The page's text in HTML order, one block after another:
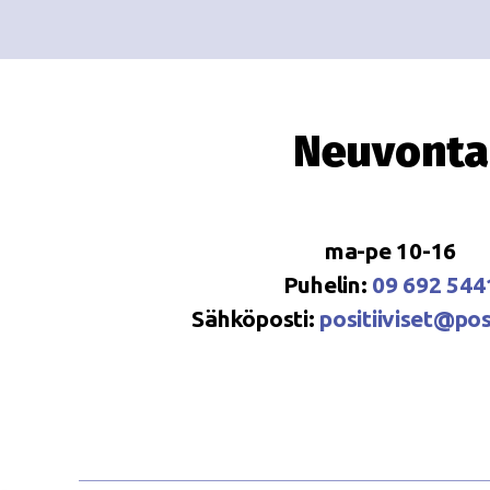
Neuvonta
ma-pe 10-16
Puhelin: 09 692
Sähköposti: